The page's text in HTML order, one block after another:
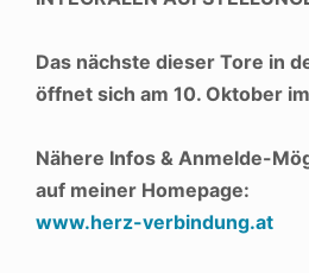
Das nächste dieser Tore in
öffnet sich am 10. Oktober
Nähere Infos & Anmelde-
auf meiner Homepage:
www.herz-verbindung.at